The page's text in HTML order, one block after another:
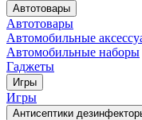
Автотовары
Автотовары
Автомобильные
Автомобильные наборы
Гаджеты
Игры
Игры
Антисептики